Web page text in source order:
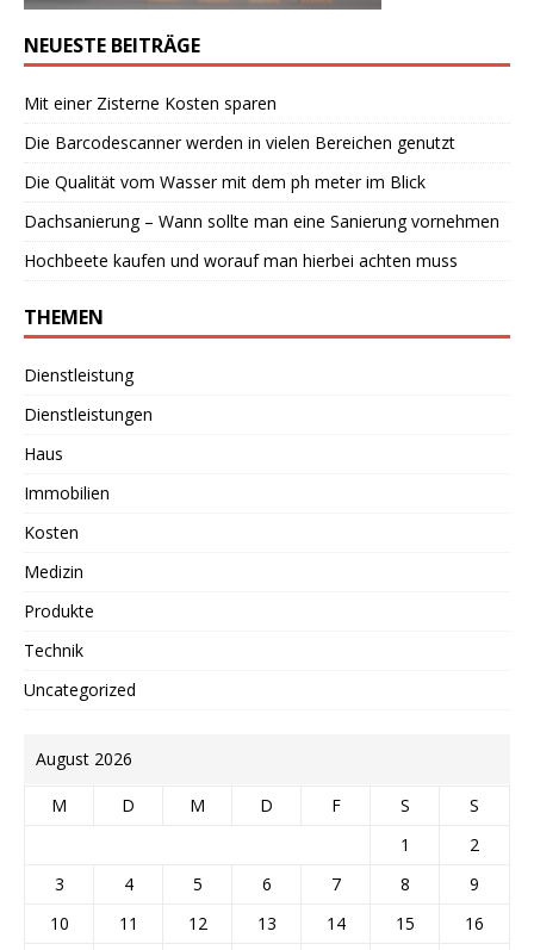
NEUESTE BEITRÄGE
Mit einer Zisterne Kosten sparen
Die Barcodescanner werden in vielen Bereichen genutzt
Die Qualität vom Wasser mit dem ph meter im Blick
Dachsanierung – Wann sollte man eine Sanierung vornehmen
Hochbeete kaufen und worauf man hierbei achten muss
THEMEN
Dienstleistung
Dienstleistungen
Haus
Immobilien
Kosten
Medizin
Produkte
Technik
Uncategorized
August 2026
M D M D F S
S
1
2
3
4 5 6 7 8
9
10
11 12 13 14 15
16